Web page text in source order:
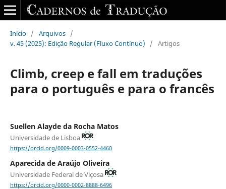
Início / Arquivos /
v. 45 (2025): Edição Regular (Fluxo Contínuo)
/ Artigos
Climb, creep e fall em traduções
para o português e para o francês
Suellen Alayde da Rocha Matos
Universidade de Lisboa
https://orcid.org/0009-0003-0552-4460
Aparecida de Araújo Oliveira
Universidade Federal de Viçosa
https://orcid.org/0000-0002-8888-6496